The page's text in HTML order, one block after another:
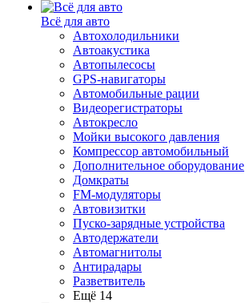
Всё для авто
Автохолодильники
Автоакустика
Автопылесосы
GPS-навигаторы
Автомобильные рации
Видеорегистраторы
Автокресло
Мойки высокого давления
Компрессор автомобильный
Дополнительное оборудование
Домкраты
FM-модуляторы
Автовизитки
Пуско-зарядные устройства
Автодержатели
Автомагнитолы
Антирадары
Разветвитель
Ещё 14